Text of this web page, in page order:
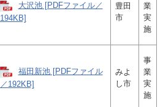
大沢池 [PDFファイル／
194KB]
豊田
市
業
実
施
福田新池 [PDFファイル
／192KB]
みよ
し市
事
業
実
施